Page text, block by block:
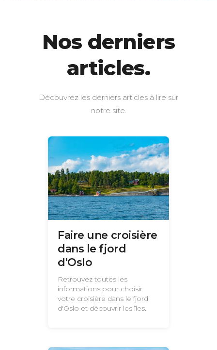
Nos derniers
articles.
Découvrez les derniers articles à lire sur
notre site.
Faire une croisière
dans le fjord
d'Oslo
Retrouvez toutes les
informations pour choisir
votre croisière dans le fjord
d'Oslo et découvrir les îles.